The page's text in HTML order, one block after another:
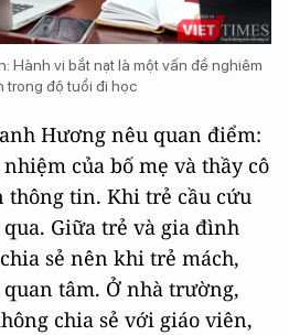
Hành vi bắt nạt là một vấn đề nghiêm
trong độ tuổi đi học
Hương nêu quan điểm:
của bố mẹ và thầy cô
thông tin. Khi trẻ cầu cứu
Giữa trẻ và gia đình
sẻ nên khi trẻ mách,
tâm. Ở nhà trường,
chia sẻ với giáo viên,